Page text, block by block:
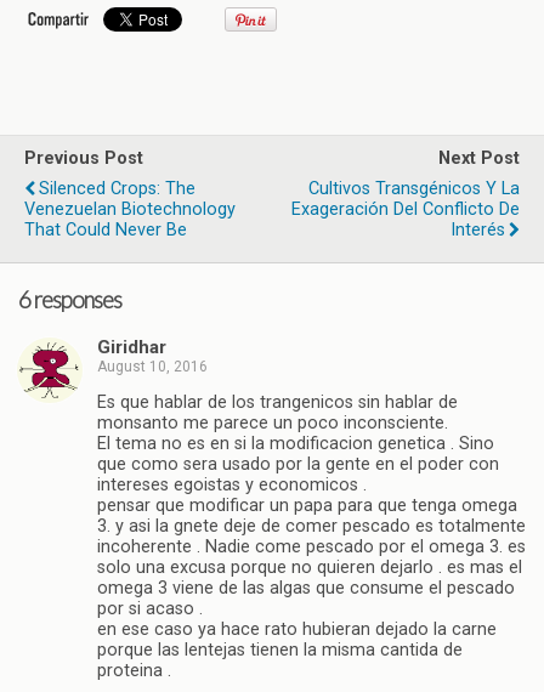
Previous Post
Silenced Crops: The
Venezuelan Biotechnology
That Could Never Be
Next Post
Cultivos Transgénicos Y La
Exageración Del Conflicto De
Interés
6 responses
Giridhar
August 10, 2016
Es que hablar de los trangenicos sin hablar de
monsanto me parece un poco inconsciente.
El tema no es en si la modificacion genetica . Sino
que como sera usado por la gente en el poder con
intereses egoistas y economicos .
pensar que modificar un papa para que tenga omega
3. y asi la gnete deje de comer pescado es totalmente
incoherente . Nadie come pescado por el omega 3. es
solo una excusa porque no quieren dejarlo . es mas el
omega 3 viene de las algas que consume el pescado
por si acaso .
en ese caso ya hace rato hubieran dejado la carne
porque las lentejas tienen la misma cantida de
proteina .